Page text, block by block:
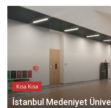
Kısa Kısa
İstanbul Medeniyet